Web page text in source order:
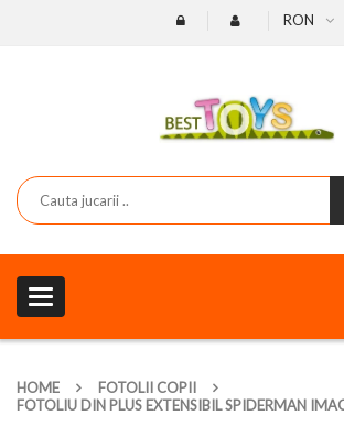
RON
Toggle
navigation
HOME
FOTOLII COPII
FOTOLIU DIN PLUS EXTENSIBIL SPIDERMAN